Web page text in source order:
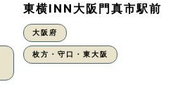
東横INN大阪門真市駅前
大阪府
枚方・守口・東大阪